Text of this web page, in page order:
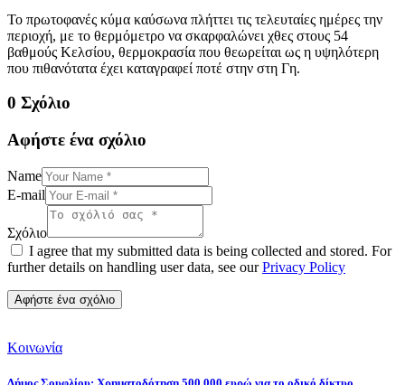
Το πρωτοφανές κύμα καύσωνα πλήττει τις τελευταίες ημέρες την
περιοχή, με το θερμόμετρο να σκαρφαλώνει χθες στους 54
βαθμούς Κελσίου, θερμοκρασία που θεωρείται ως η υψηλότερη
που πιθανότατα έχει καταγραφεί ποτέ στην στη Γη.
0 Σχόλιο
Αφήστε ένα σχόλιο
Name
E-mail
Σχόλιο
I agree that my submitted data is being collected and stored. For
further details on handling user data, see ourPrivacy Policy
Κοινωνία